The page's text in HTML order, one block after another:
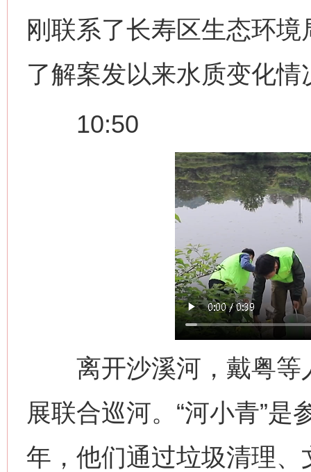
刚联系了长寿区生态环
了解案发以来水质变化情
10:50
离开沙溪河，戴粤等
展联合巡河。“河小青”
年，他们通过垃圾清理